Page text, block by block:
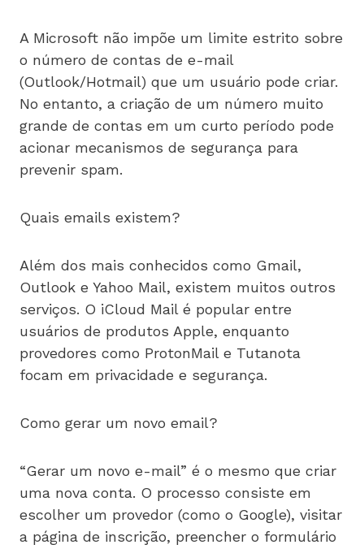
A Microsoft não impõe um limite estrito sobre
o número de contas de e-mail
(Outlook/Hotmail) que um usuário pode criar.
No entanto, a criação de um número muito
grande de contas em um curto período pode
acionar mecanismos de segurança para
prevenir spam.
Quais emails existem?
Além dos mais conhecidos como Gmail,
Outlook e Yahoo Mail, existem muitos outros
serviços. O iCloud Mail é popular entre
usuários de produtos Apple, enquanto
provedores como ProtonMail e Tutanota
focam em privacidade e segurança.
Como gerar um novo email?
“Gerar um novo e-mail” é o mesmo que criar
uma nova conta. O processo consiste em
escolher um provedor (como o Google), visitar
a página de inscrição, preencher o formulário